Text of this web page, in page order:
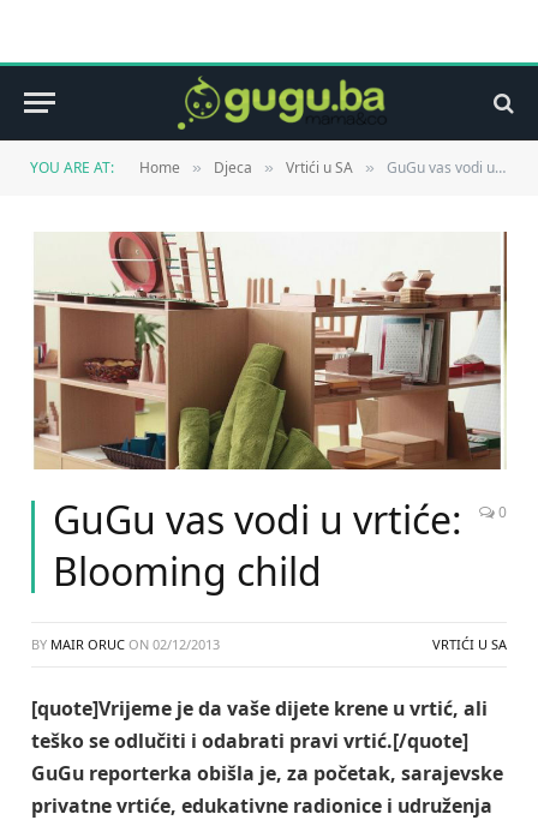
YOU ARE AT: Home » Djeca » Vrtići u SA » GuGu vas vodi u vrtiće: Blooming child
GuGu vas vodi u vrtiće:
Blooming child
0
BY MAIR ORUC ON 02/12/2013 VRTIĆI U SA
[quote]Vrijeme je da vaše dijete krene u vrtić, ali
teško se odlučiti i odabrati pravi vrtić.[/quote]
GuGu reporterka obišla je, za početak, sarajevske
privatne vrtiće, edukativne radionice i udruženja